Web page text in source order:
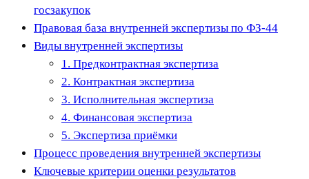
госзакупок
Правовая база внутренней экспертизы по ФЗ-44
Виды внутренней экспертизы
1. Предконтрактная экспертиза
2. Контрактная экспертиза
3. Исполнительная экспертиза
4. Финансовая экспертиза
5. Экспертиза приёмки
Процесс проведения внутренней экспертизы
Ключевые критерии оценки результатов